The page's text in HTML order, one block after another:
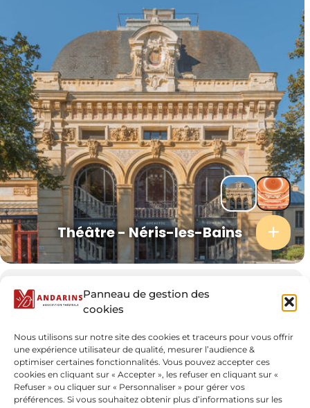
Panneau de gestion des
cookies
Nous utilisons sur notre site des cookies et traceurs pour vous offrir
une expérience utilisateur de qualité, mesurer l’audience &
optimiser certaines fonctionnalités. Vous pouvez accepter ces
cookies en cliquant sur « Accepter », les refuser en cliquant sur «
Refuser » ou cliquer sur « Personnaliser » pour gérer vos
préférences. Si vous souhaitez obtenir plus d’informations sur les
Théâtre à l'italienne contenant 258 places.
Constuit à la fin du XIXe siècle, le théâtre présente de très
belles façades richement sculptées et ornées de fresques.
À l'intérieur, le décor de ce théâtre bonbonnière est
remarquable : fauteuils en velours rouge, décors inspirés
de la technique des camées et scène à l'italienne en
châtaignier. Des visites pour individuels sont organisées
en saison. Une programmation variée est proposée :
concerts, théâtre, danse, conférences, cinéma... La salle
peut également accueillir des réunions ou séminaires.
Théâtre - Néris-les-Bains
Localisation
Théâtre - Néris-les-Bains
04 70 03 11 03theatreadmin@otnerislesbains.fr
AUTRES ÉVÉNEMENTS